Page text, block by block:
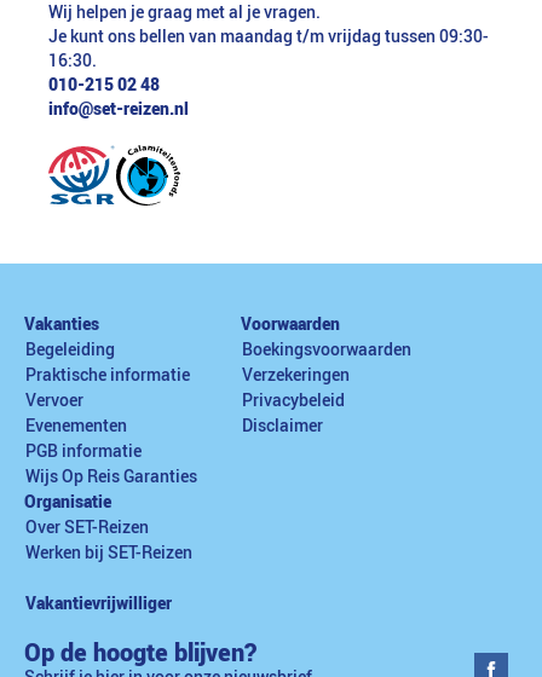
Wij helpen je graag met al je vragen.
Je kunt ons bellen van maandag t/m vrijdag tussen 09:30-
16:30.
010-215 02 48
info@set-reizen.nl
Vakanties
Begeleiding
Praktische informatie
Vervoer
Evenementen
PGB informatie
Wijs Op Reis Garanties
Voorwaarden
Boekingsvoorwaarden
Verzekeringen
Privacybeleid
Disclaimer
Organisatie
Over SET-Reizen
Werken bij SET-Reizen
Vakantievrijwilliger
Op de hoogte blijven?